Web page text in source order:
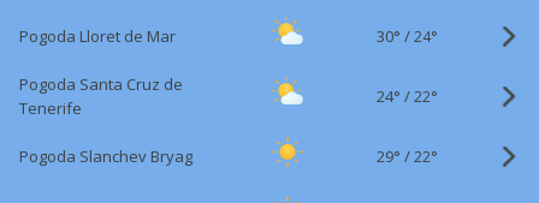
Pogoda Lloret de Mar 30° /24°
Pogoda Santa Cruz de
Tenerife
24° /22°
Pogoda Slanchev Bryag 29° /22°